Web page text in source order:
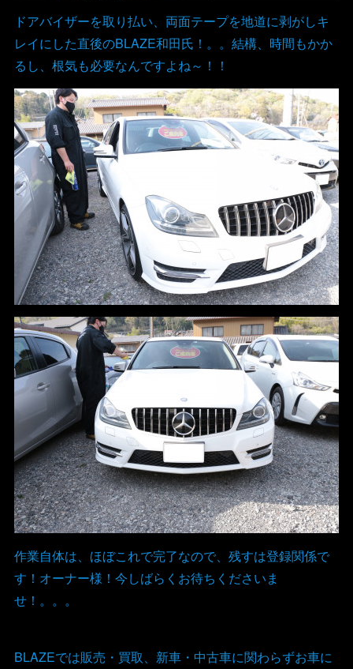
ドアバイザーを取り払い、両面テープを地道に剥がしキ
レイにした直後のBLAZE和田氏！。。結構、時間もかか
るし、根気も必要なんですよね～！！
作業自体は、ほぼこれで完了なので、残すは登録関係で
す！オーナー様！今しばらくお待ちくださいま
せ！。。。
BLAZEでは販売・買取、新車・中古車に関わらずお車に